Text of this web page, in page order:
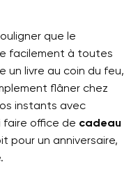
que le
facilement à toutes
un livre au coin du feu,
flâner chez
instants avec
faire office de cadeau
pour un anniversaire,